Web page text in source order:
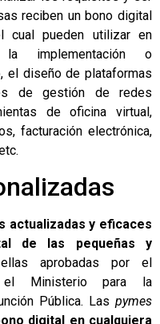
reciben un bono digital
cual pueden utilizar en
implementación o
el diseño de plataformas
de gestión de redes
de oficina virtual,
facturación electrónica,
actualizadas y eficaces
de las pequeñas y
aprobadas por el
Ministerio para la
Pública. Las pymes
digital en cualquiera